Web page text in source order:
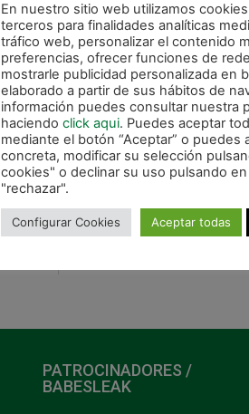
PATROCINADORES /
BABESLEAK
En nuestro sitio web utilizamos
terceros para finalidades analíticas
tráfico web, personalizar el contenido
preferencias, ofrecer funciones de
mostrarle publicidad personalizada en
elaborado a partir de sus hábitos de
información puedes consultar nuestra
haciendo click aqui. Puedes aceptar
mediante el botón “Aceptar” o puedes
concreta, modificar su selección
cookies" o declinar su uso pulsando
"rechazar".
Configurar Cookies Aceptar todas